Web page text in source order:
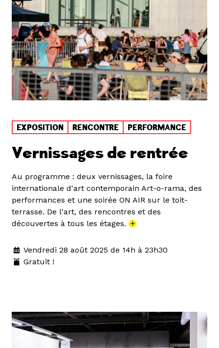
EXPOSITION RENCONTRE PERFORMANCE
Vernissages de rentrée
Au programme : deux vernissages, la foire
internationale d'art contemporain Art-o-rama, des
performances et une soirée ON AIR sur le toit-
terrasse. De l'art, des rencontres et des
découvertes à tous les étages. +
Vendredi 28 août 2025 de 14h à 23h30
Gratuit !